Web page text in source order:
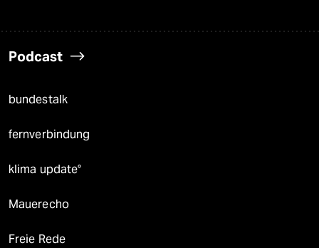
Podcast
bundestalk
fernverbindung
klima update°
Mauerecho
Freie Rede